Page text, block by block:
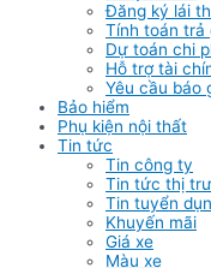
Đăng ký lái
Tính toán trả
Dự toán chi
Hỗ trợ tài
Yêu cầu báo
Bảo hiểm
Phụ kiện nội thất
Tin tức
Tin công ty
Tin tức thị
Tin tuyển
Khuyến mãi
Giá xe
Màu xe